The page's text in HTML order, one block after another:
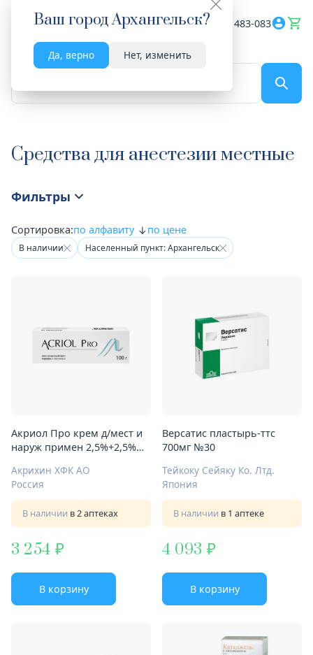
Ваш городАрхангельск?
Да, верно Нет, изменить
Весь сайт 8182 483-083
Средства для анестезии местные
Фильтры
Сортировка:по алфавиту по цене
В наличии Населенный пункт: Архангельск
Акриол Про крем д/мест и
наруж примен 2,5%+2,5%
Акрихин ХФК АО
Россия
В наличии в 2 аптеках
3 254
В корзину
Версатис пластырь-ттс
700мг №30
Тейкоку Сейяку Ко. Лтд.
Япония
В наличии в 1 аптеке
4 093
В корзину